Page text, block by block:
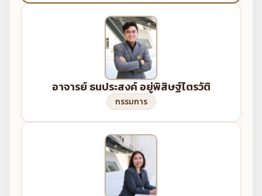
อาจารย์ ธนประสงค์ อยู่พิสิษฐ์ไตรวัติ
กรรมการ